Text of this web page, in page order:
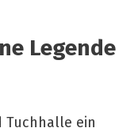
Legende
Tuchhalle ein